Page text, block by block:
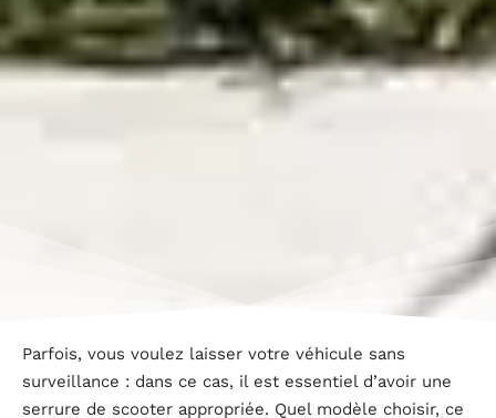
Parfois, vous voulez laisser votre véhicule sans
surveillance : dans ce cas, il est essentiel d’avoir une
serrure de scooter appropriée. Quel modèle choisir, ce